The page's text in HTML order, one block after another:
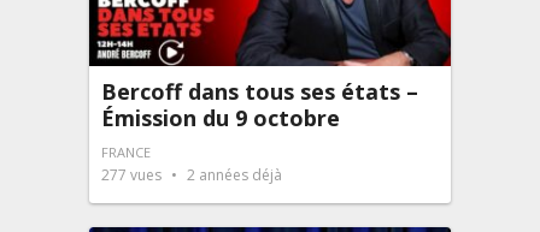
Bercoff dans tous ses états –
Émission du 9 octobre
FRANCE
277 vues 2 années déjà